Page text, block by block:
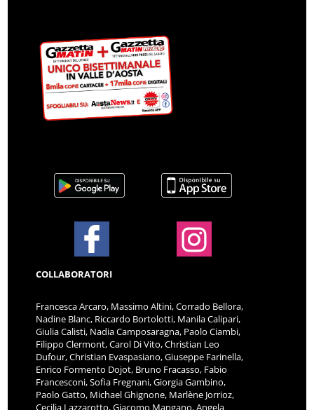
COLLABORATORI
Francesca Arcaro, Massimo Altini, Corrado Bellora,
Nadine Blanc, Riccardo Bortolotti, Manila Calipari,
Giulia Calisti, Nadia Camposaragna, Paolo Ciambi,
Filippo Clermont, Carol Di Vito, Christian Leo
Dufour, Christian Evaspasiano, Giuseppe Farinella,
Enrico Formento Dojot, Bruno Fracasso, Fabio
Francesconi, Sofia Fregnani, Giorgia Gambino,
Paolo Gatto, Michael Ghignone, Marlène Jorrioz,